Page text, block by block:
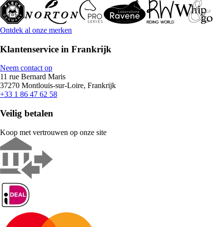
Ontdek al onze merken
Klantenservice in Frankrijk
Neem contact op
11 rue Bernard Maris
37270 Montlouis-sur-Loire, Frankrijk
+33 1 86 47 62 58
Veilig betalen
Koop met vertrouwen op onze site